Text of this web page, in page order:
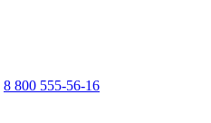
8 800 555-56-16